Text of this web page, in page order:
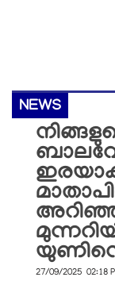
NEWS
27/09/2025 02:18